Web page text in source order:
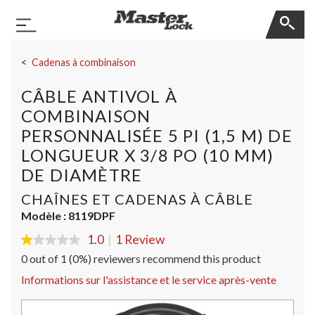
Basculer la navigation
Cadenas à combinaison
CÂBLE ANTIVOL À
COMBINAISON
PERSONNALISÉE 5 PI (1,5 M) DE
LONGUEUR X 3/8 PO (10 MM)
DE DIAMÈTRE
CHAÎNES ET CADENAS À CÂBLE
Modèle : 8119DPF
1.0
out
of
5
average
1.0 1 Review
0 out of 1 (0%) reviewers recommend this product
Informations sur l'assistance et le service après-vente